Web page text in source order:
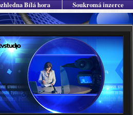
Bílá hora Soukromá inzerce